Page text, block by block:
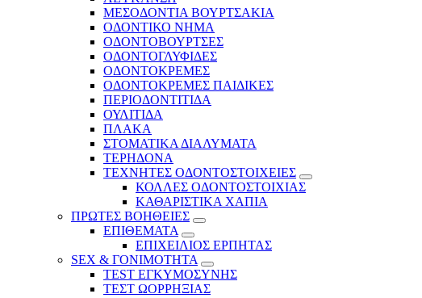
ΜΕΣΟΔΟΝΤΙΑ ΒΟΥΡΤΣΑΚΙΑ
ΟΔΟΝΤΙΚΟ ΝΗΜΑ
ΟΔΟΝΤΟΒΟΥΡΤΣΕΣ
ΟΔΟΝΤΟΓΛΥΦΙΔΕΣ
ΟΔΟΝΤΟΚΡΕΜΕΣ
ΟΔΟΝΤΟΚΡΕΜΕΣ ΠΑΙΔΙΚΕΣ
ΠΕΡΙΟΔΟΝΤΙΤΙΔΑ
ΟΥΛΙΤΙΔΑ
ΠΛΑΚΑ
ΣΤΟΜΑΤΙΚΑ ΔΙΑΛΥΜΑΤΑ
ΤΕΡΗΔΟΝΑ
ΤΕΧΝΗΤΕΣ ΟΔΟΝΤΟΣΤΟΙΧΕΙΕΣ
ΚΟΛΛΕΣ ΟΔΟΝΤΟΣΤΟΙΧΙΑΣ
ΚΑΘΑΡΙΣΤΙΚΑ ΧΑΠΙΑ
ΠΡΩΤΕΣ ΒΟΗΘΕΙΕΣ
ΕΠΙΘΕΜΑΤΑ
ΕΠΙΧΕΙΛΙΟΣ ΕΡΠΗΤΑΣ
SEX & ΓΟΝΙΜΟΤΗΤΑ
TEST ΕΓΚΥΜΟΣΥΝΗΣ
ΤΕΣΤ ΩΟΡΡΗΞΙΑΣ